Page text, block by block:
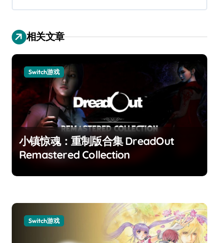
相关文章
Switch游戏
小镇惊魂：重制版合集 DreadOut
Remastered Collection
Switch游戏